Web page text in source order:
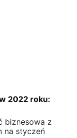
2022 roku:
biznesowa z
na styczeń